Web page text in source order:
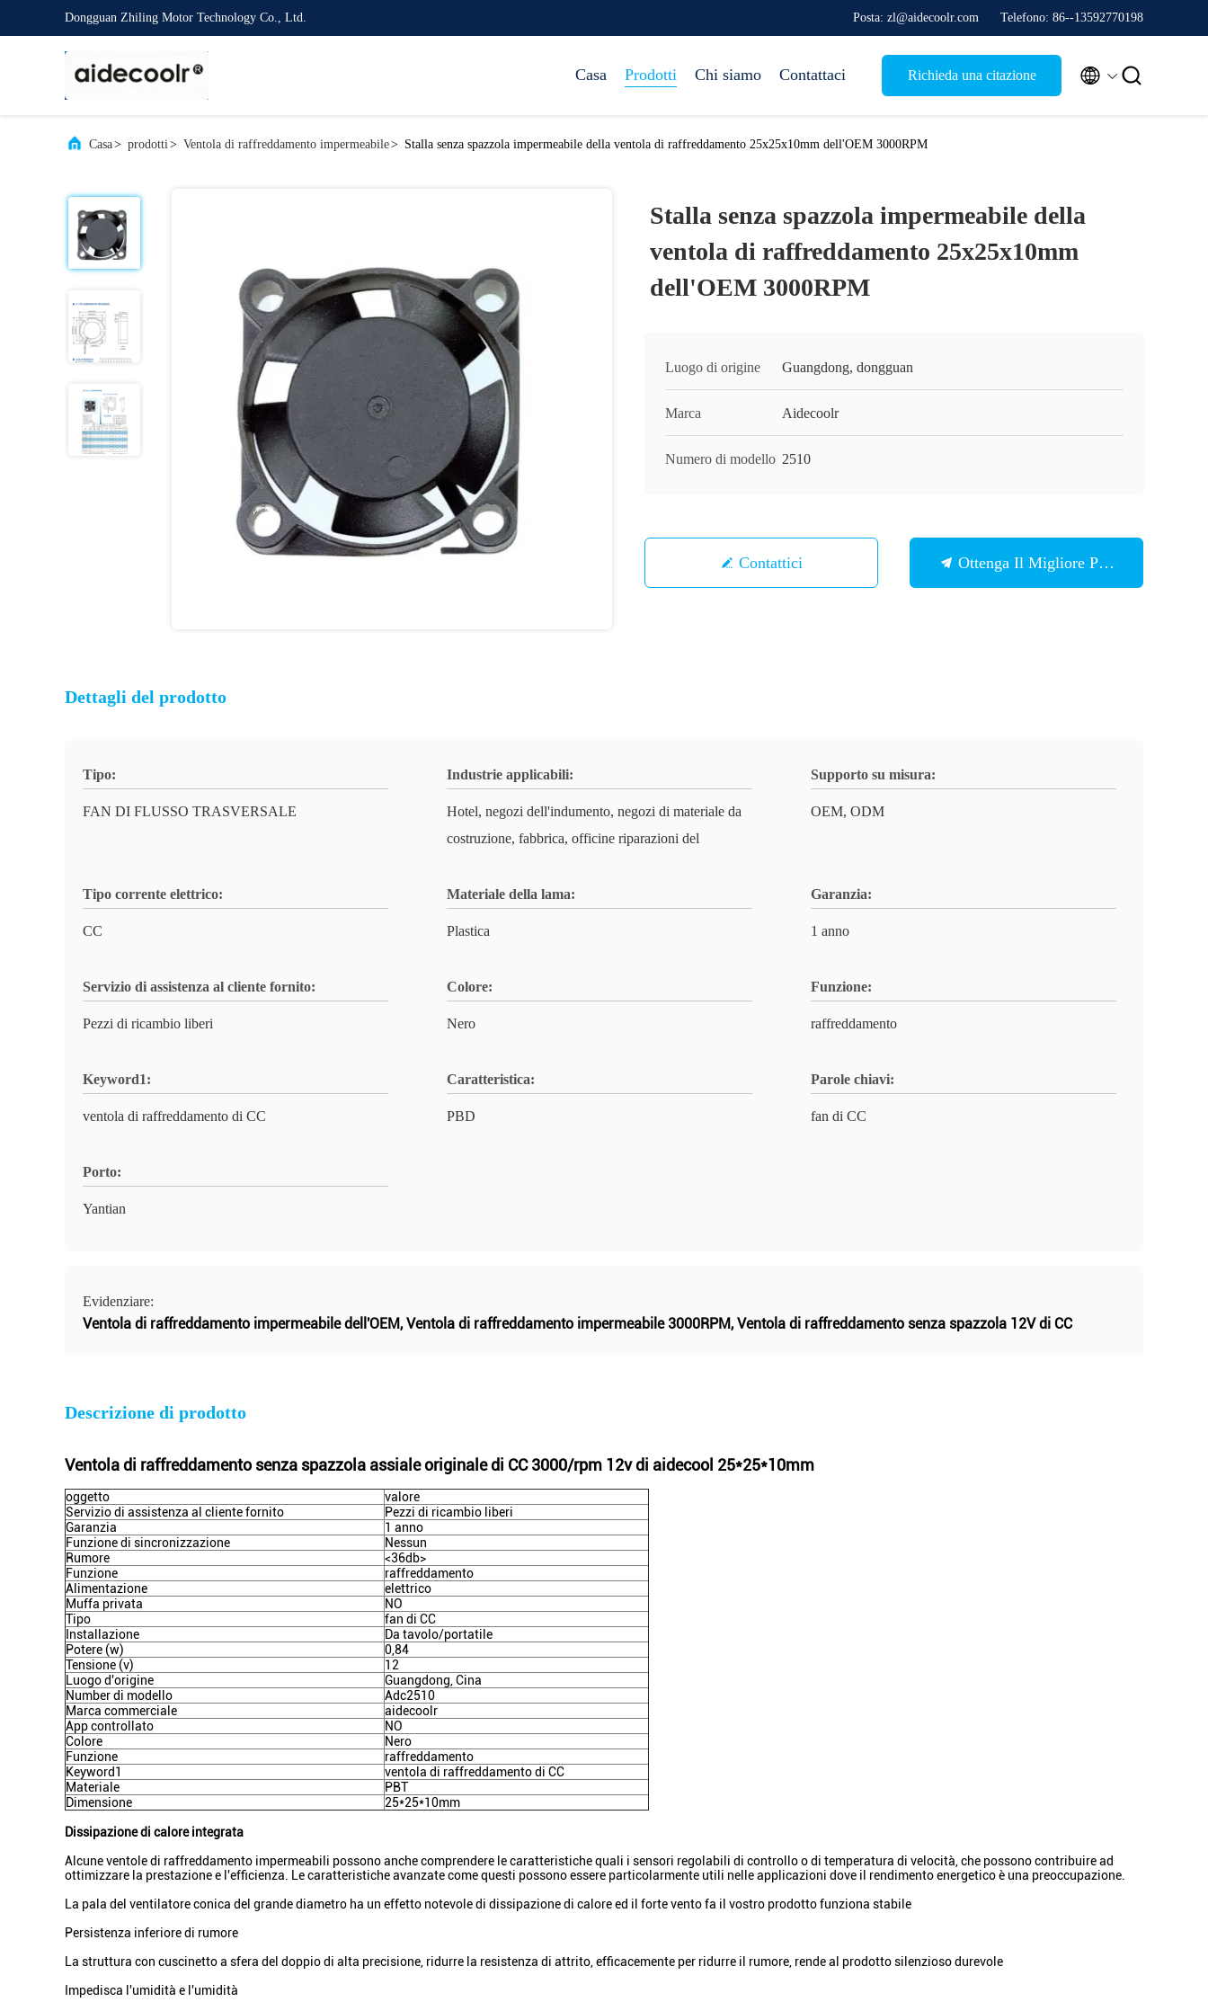
Dongguan Zhiling Motor Technology Co., Ltd. Posta: zl@aidecoolr.com Telefono: 86--13592770198
Casa Prodotti Chi siamo Contattaci Richieda una citazione  
Casa> prodotti> Ventola di raffreddamento impermeabile> Stalla senza spazzola impermeabile della ventola di raffreddamento 25x25x10mm dell'OEM 3000RPM
Stalla senza spazzola impermeabile della
ventola di raffreddamento 25x25x10mm
dell'OEM 3000RPM
Luogo di origine Guangdong, dongguan
Marca Aidecoolr
Numero di modello 2510
Contattici Ottenga Il Migliore Prezzo
Dettagli del prodotto
Tipo:
FAN DI FLUSSO TRASVERSALE
Industrie applicabili:
Hotel, negozi dell'indumento, negozi di materiale da
costruzione, fabbrica, officine riparazioni del
Supporto su misura:
OEM, ODM
Tipo corrente elettrico:
CC
Materiale della lama:
Plastica
Garanzia:
1 anno
Servizio di assistenza al cliente fornito:
Pezzi di ricambio liberi
Colore:
Nero
Funzione:
raffreddamento
Keyword1:
ventola di raffreddamento di CC
Caratteristica:
PBD
Parole chiavi:
fan di CC
Porto:
Yantian
Evidenziare:
Ventola di raffreddamento impermeabile dell'OEM,Ventola di raffreddamento impermeabile 3000RPM,Ventola di raffreddamento senza spazzola 12V di CC
Descrizione di prodotto
Ventola di raffreddamento senza spazzola assiale originale di CC 3000/rpm 12v di aidecool 25*25*10mm
oggetto
valore
Servizio di assistenza al cliente fornito
Pezzi di ricambio liberi
Garanzia
1 anno
Funzione di sincronizzazione
Nessun
Rumore
<36db>
Funzione
raffreddamento
Alimentazione
elettrico
Muffa privata
NO
Tipo
fan di CC
Installazione
Da tavolo/portatile
Potere (w)
0,84
Tensione (v)
12
Luogo d'origine
Guangdong, Cina
Number di modello
Adc2510
Marca commerciale
aidecoolr
App controllato
NO
Colore
Nero
Funzione
raffreddamento
Keyword1
ventola di raffreddamento di CC
Materiale
PBT
Dimensione
25*25*10mm
Dissipazione di calore integrata
Alcune ventole di raffreddamento impermeabili possono anche comprendere le caratteristiche quali i sensori regolabili di controllo o di temperatura di velocità, che possono contribuire ad
ottimizzare la prestazione e l'efficienza. Le caratteristiche avanzate come questi possono essere particolarmente utili nelle applicazioni dove il rendimento energetico è una preoccupazione.
La pala del ventilatore conica del grande diametro ha un effetto notevole di dissipazione di calore ed il forte vento fa il vostro prodotto funziona stabile
Persistenza inferiore di rumore
La struttura con cuscinetto a sfera del doppio di alta precisione, ridurre la resistenza di attrito, efficacemente per ridurre il rumore, rende al prodotto silenzioso durevole
Impedisca l'umidità e l'umidità